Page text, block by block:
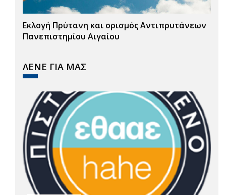
Εκλογή Πρύτανη και ορισμός Αντιπρυτάνεων
Πανεπιστημίου Αιγαίου
ΛΕΝΕ ΓΙΑ ΜΑΣ